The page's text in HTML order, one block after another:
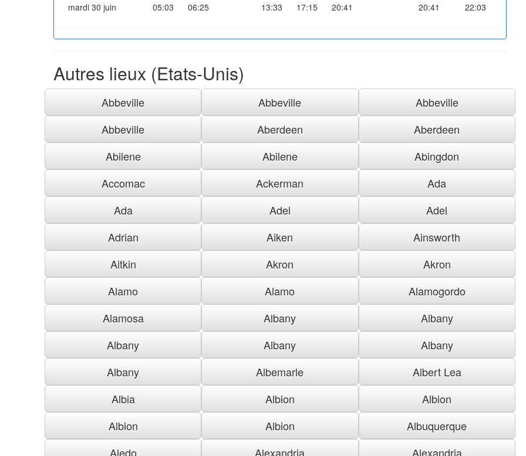
mardi 30 juin
05:03 06:25 13:33 17:15 20:41 20:41 22:03
Autres lieux (Etats-Unis)
Abbeville Abbeville
Abbeville
Abbeville
Aberdeen
Aberdeen
Abilene
Abilene
Abingdon
Accomac
Ackerman
Ada
Ada
Adel
Adel
Adrian
Aiken
Ainsworth
Aitkin
Akron
Akron
Alamo
Alamo
Alamogordo
Alamosa
Albany
Albany
Albany
Albany
Albany
Albany
Albemarle
Albert Lea
Albia
Albion
Albion
Albion
Albion
Albuquerque
Aledo
Alexandria Alexandria